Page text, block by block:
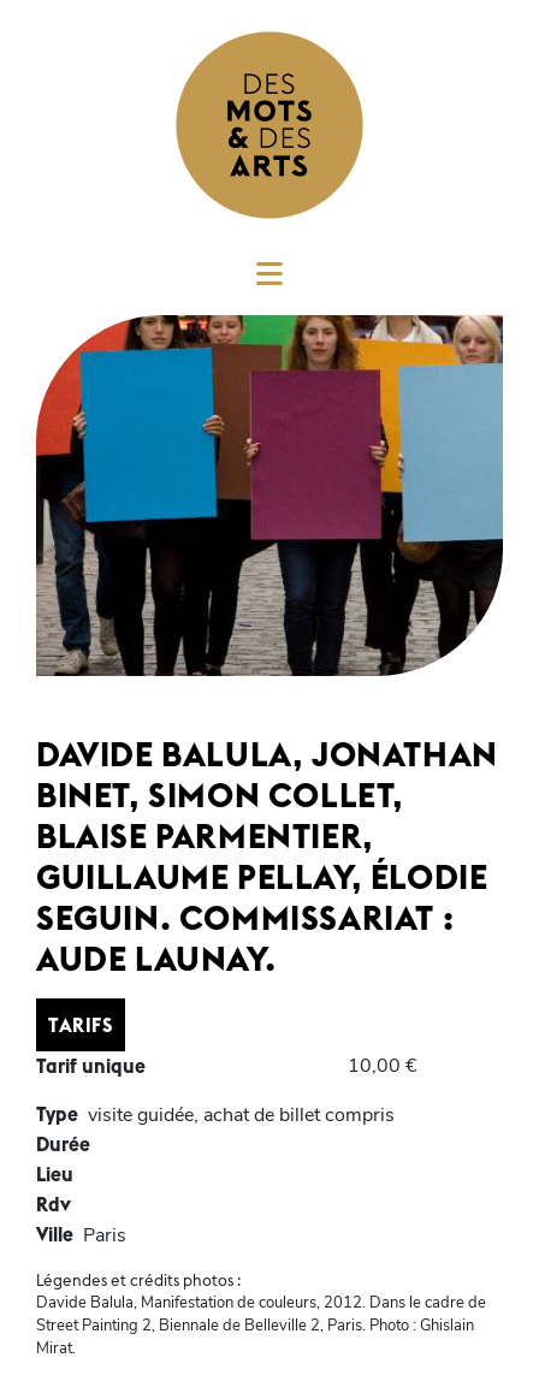
DAVIDE BALULA, JONATHAN
BINET, SIMON COLLET,
BLAISE PARMENTIER,
GUILLAUME PELLAY, ÉLODIE
SEGUIN. COMMISSARIAT :
AUDE LAUNAY.
TARIFS
Tarif unique
10,00 €
Type visite guidée, achat de billet compris
Durée
Lieu
Rdv
Ville Paris
Légendes et crédits photos :
Davide Balula, Manifestation de couleurs, 2012. Dans le cadre de
Street Painting 2, Biennale de Belleville 2, Paris. Photo : Ghislain
Mirat.